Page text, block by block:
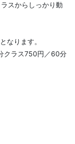
スからしっかり動
なります。
クラス750円／60分